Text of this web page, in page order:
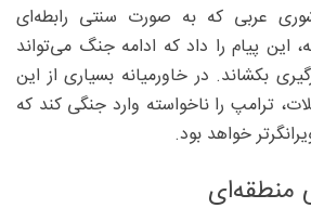
عربی که به صورت سنتی رابطه‌ای
این پیام را داد که ادامه جنگ می‌تواند
بکشاند. در خاورمیانه بسیاری از این
ترامپ را ناخواسته وارد جنگی کند که
خواهد بود.
منطقه‌ای